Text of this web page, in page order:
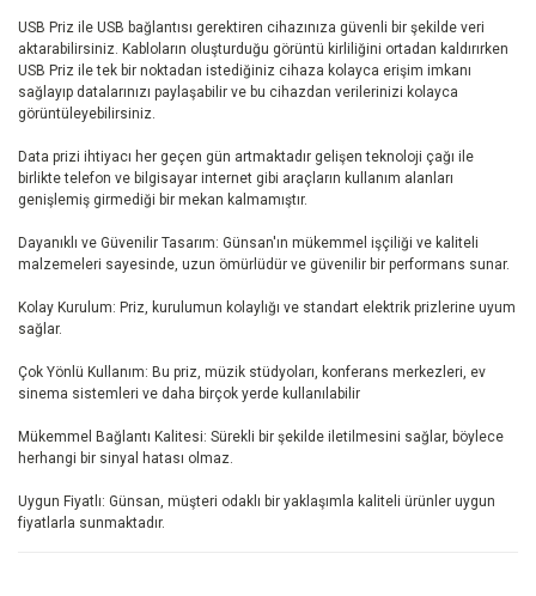
USB Priz ile USB bağlantısı gerektiren cihazınıza güvenli bir şekilde veri
aktarabilirsiniz. Kabloların oluşturduğu görüntü kirliliğini ortadan kaldırırken
USB Priz ile tek bir noktadan istediğiniz cihaza kolayca erişim imkanı
sağlayıp datalarınızı paylaşabilir ve bu cihazdan verilerinizi kolayca
görüntüleyebilirsiniz.
Data prizi ihtiyacı her geçen gün artmaktadır gelişen teknoloji çağı ile
birlikte telefon ve bilgisayar internet gibi araçların kullanım alanları
genişlemiş girmediği bir mekan kalmamıştır.
Dayanıklı ve Güvenilir Tasarım: Günsan'ın mükemmel işçiliği ve kaliteli
malzemeleri sayesinde, uzun ömürlüdür ve güvenilir bir performans sunar.
Kolay Kurulum: Priz, kurulumun kolaylığı ve standart elektrik prizlerine uyum
sağlar.
Çok Yönlü Kullanım: Bu priz, müzik stüdyoları, konferans merkezleri, ev
sinema sistemleri ve daha birçok yerde kullanılabilir
Mükemmel Bağlantı Kalitesi: Sürekli bir şekilde iletilmesini sağlar, böylece
herhangi bir sinyal hatası olmaz.
Uygun Fiyatlı: Günsan, müşteri odaklı bir yaklaşımla kaliteli ürünler uygun
fiyatlarla sunmaktadır.